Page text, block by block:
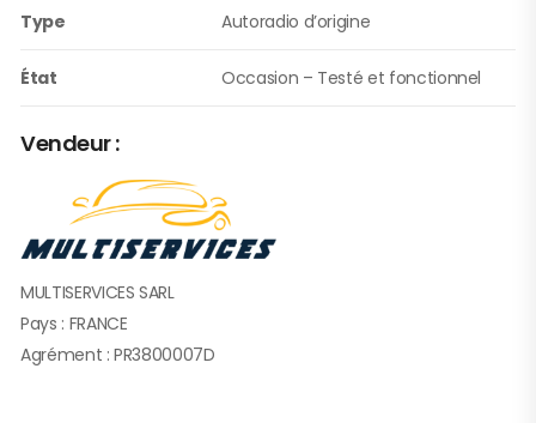
Type Autoradio d’origine
État Occasion – Testé et fonctionnel
Vendeur :
MULTISERVICES SARL
Pays : FRANCE
Agrément : PR3800007D